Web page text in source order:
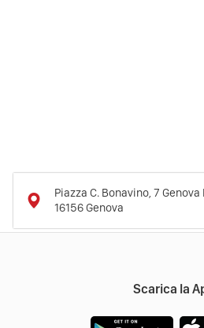
Piazza C. Bonavino, 7 Genova
16156Genova
Scarica la